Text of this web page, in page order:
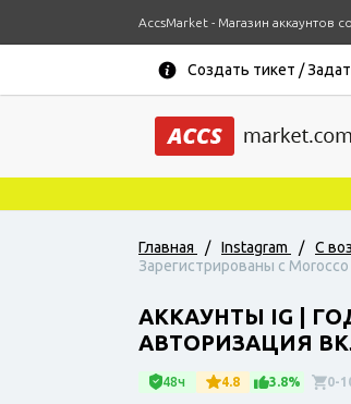
AccsMarket - Магазин аккаунтов
Создать тикет /
Главная / Instagram / С
Зарегистрированы с Morocco
АККАУНТЫ IG |
АВТОРИЗАЦИЯ
48ч 4.8 3.8% 0-